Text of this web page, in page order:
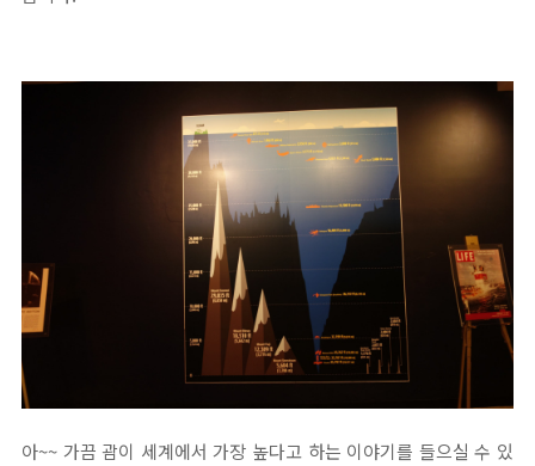
아~~ 가끔 괌이 세계에서 가장 높다고 하는 이야기를 들으실 수 있